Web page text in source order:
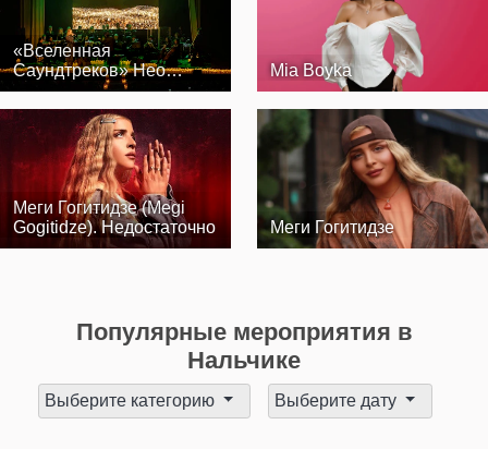
«Вселенная
Саундтреков» Нео
Классик Оркестр и хор…
Mia Boyka
Меги Гогитидзе (Megi
Gogitidze). Недостаточно
Меги Гогитидзе
Популярные мероприятия в
Нальчике
Выберите категорию Выберите дату